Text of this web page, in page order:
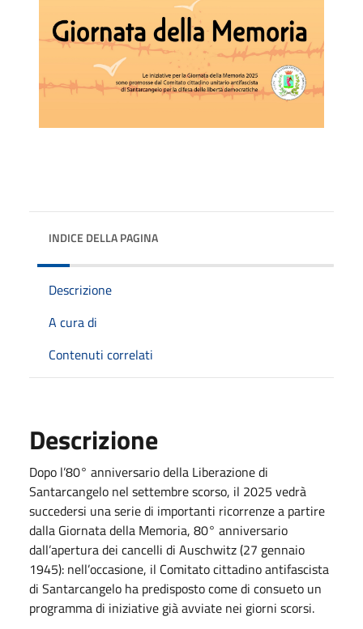
INDICE DELLA PAGINA
Descrizione
A cura di
Contenuti correlati
Descrizione
Dopo l’80° anniversario della Liberazione di
Santarcangelo nel settembre scorso, il 2025 vedrà
succedersi una serie di importanti ricorrenze a partire
dalla Giornata della Memoria, 80° anniversario
dall’apertura dei cancelli di Auschwitz (27 gennaio
1945): nell’occasione, il Comitato cittadino antifascista
di Santarcangelo ha predisposto come di consueto un
programma di iniziative già avviate nei giorni scorsi.